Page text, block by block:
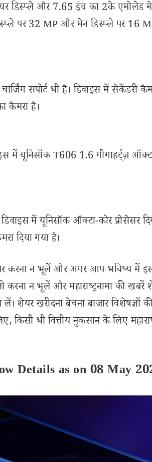
डिस्प्ले और 7.65 इंच का 2के एमोलेड
पर 32 MP और मेन डिस्प्ले पर 16
सपोर्ट भी है। डिवाइस में सेकेंडरी
कैमरा है।
यूनिसॉक T606 1.6 गीगाहर्ट्ज़
में यूनिसॉक ऑक्टा-कोर प्रोसेसर
दिया गया है।
करना न भूलें और अगर आप भविष्य में
करना न भूलें और महाराष्ट्रनामा की
शेयर खरीदना बेचना बाजार विशेषज्ञों
भी वित्तीय नुकसान के लिए
Details as on 08 May